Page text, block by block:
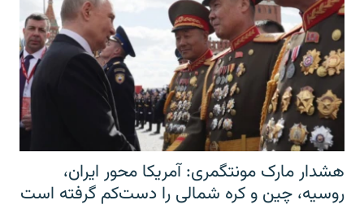
هشدار مارک مونتگمری: آمریکا محور ایران،
روسیه، چین و کره شمالی را دست‌کم گرفته است